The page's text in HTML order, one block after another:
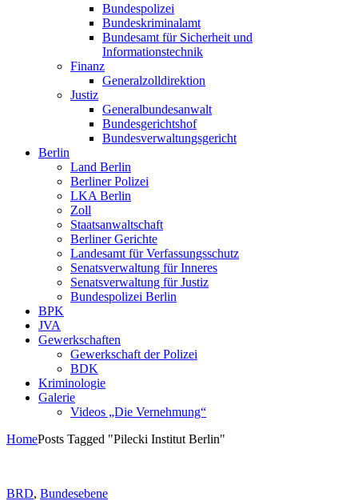
Bundespolizei
Bundeskriminalamt
Bundesamt für Sicherheit und
Informationstechnik
Finanz
Generalzolldirektion
Justiz
Generalbundesanwalt
Bundesgerichtshof
Bundesverwaltungsgericht
Berlin
Land Berlin
Berliner Polizei
LKA Berlin
Zoll
Staatsanwaltschaft
Berliner Gerichte
Landesamt für Verfassungsschutz
Senatsverwaltung für Inneres
Senatsverwaltung für Justiz
Bundespolizei Berlin
BPK
JVA
Gewerkschaften
Gewerkschaft der Polizei
BDK
Kriminologie
Galerie
Videos „Die Vernehmung“
HomePosts Tagged "Pilecki Institut Berlin"
BRD, Bundesebene